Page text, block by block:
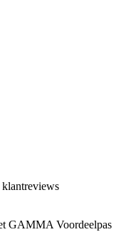
klantreviews
GAMMA Voordeelpas